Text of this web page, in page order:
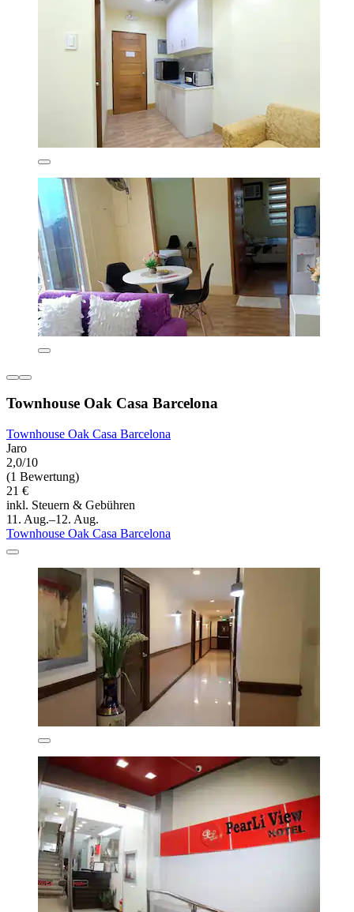
Townhouse Oak Casa Barcelona
Townhouse Oak Casa Barcelona
Jaro
2,0/10
(1 Bewertung)
21 €
inkl. Steuern & Gebühren
11. Aug.–12. Aug.
Townhouse Oak Casa Barcelona